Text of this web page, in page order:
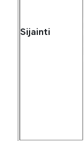
Sijainti